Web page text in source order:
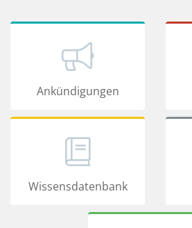
Ankündigungen
Wissensdatenbank